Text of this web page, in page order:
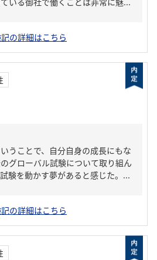
の詳細はこちら
うことで、自分自身の成長にもな
グローバル試験について取り組ん
験を動かす夢があると感じた。...
の詳細はこちら